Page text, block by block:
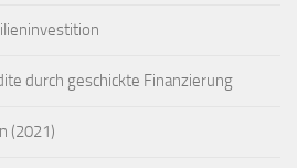
durch geschickte Finanzierung
(2021)